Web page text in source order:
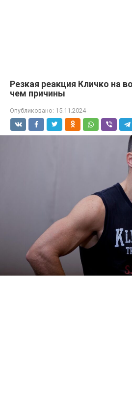
Резкая реакция Кличко на
чем причины
Опубликовано: 15.11.2024